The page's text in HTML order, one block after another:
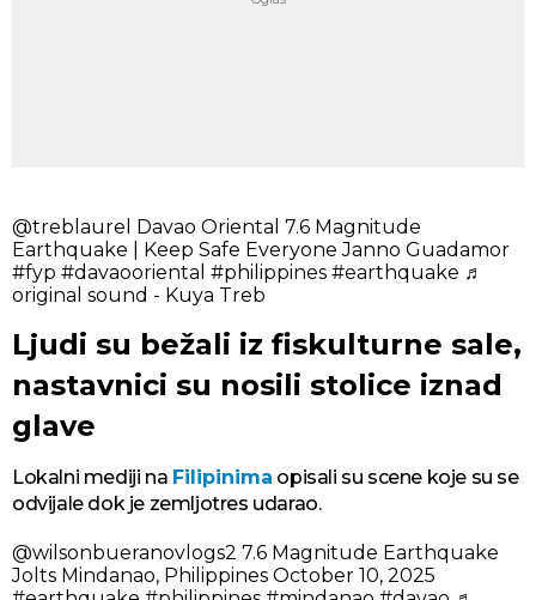
@treblaurel Davao Oriental 7.6 Magnitude
Earthquake | Keep Safe Everyone Janno Guadamor
#fyp #davaooriental #philippines #earthquake ♬
original sound - Kuya Treb
Ljudi su bežali iz fiskulturne sale,
nastavnici su nosili stolice iznad
glave
Lokalni mediji na Filipinima opisali su scene koje su se
odvijale dok je zemljotres udarao.
@wilsonbueranovlogs2 7.6 Magnitude Earthquake
Jolts Mindanao, Philippines October 10, 2025